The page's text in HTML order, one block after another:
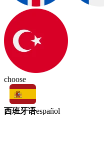
choose
西班牙语español